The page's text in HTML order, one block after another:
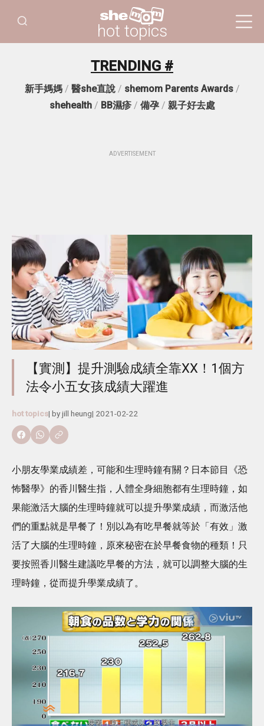
hot topics
TRENDING #
新手媽媽/ 醫she直說/ shemom Parents Awards/
shehealth/ BB濕疹/ 備孕/ 親子好去處
ADVERTISEMENT
【實測】提升測驗成績全靠XX！1個方
法令小五女孩成績大躍進
hot topics| byjill heung| 2021-02-22
小朋友學業成績差，可能和生理時鐘有關？日本節目《恐
怖醫學》的香川醫生指，人體全身細胞都有生理時鐘，如
果能激活大腦的生理時鐘就可以提升學業成績，而激活他
們的重點就是早餐了！別以為有吃早餐就等於「有效」激
活了大腦的生理時鐘，原來秘密在於早餐食物的種類！只
要按照香川醫生建議吃早餐的方法，就可以調整大腦的生
理時鐘，從而提升學業成績了。